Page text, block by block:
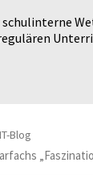
schulinterne
Blog